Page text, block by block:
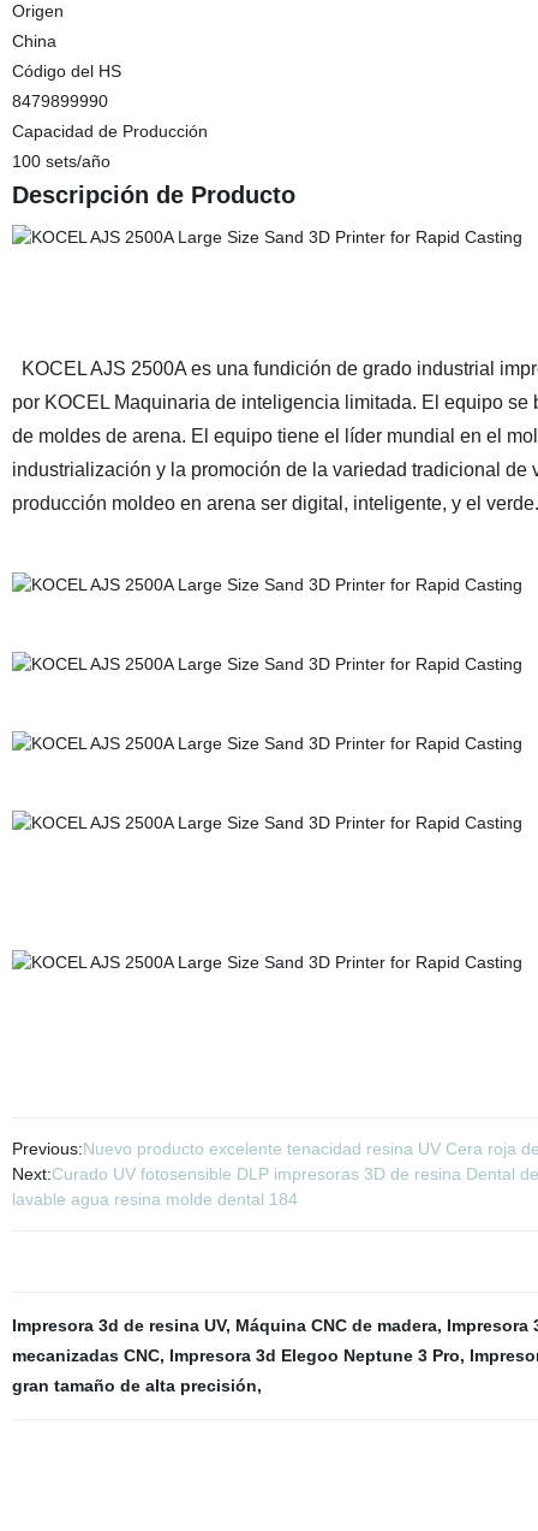
Origen
China
Código del HS
8479899990
Capacidad de Producción
100 sets/año
Descripción de Producto
KOCEL AJS 2500A es una fundición de grado industrial
por KOCEL Maquinaria de inteligencia limitada. El equipo
de moldes de arena. El equipo tiene el líder mundial en el
industrialización y la promoción de la variedad tradicional
producción moldeo en arena ser digital, inteligente, y el
Previous:Nuevo producto excelente tenacidad resina UV Cera roja
Next:Curado UV fotosensible DLP impresoras 3D de resina Dental
lavable agua resina molde dental 184
Impresora 3d de resina UV, Máquina CNC de madera, Impresora
mecanizadas CNC, Impresora 3d Elegoo Neptune 3 Pro,
gran tamaño de alta precisión,